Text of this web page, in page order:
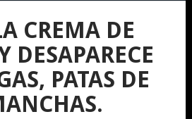
CREMA DE
DESAPARECE
PATAS DE